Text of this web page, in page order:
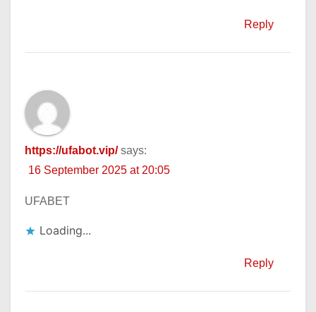
Reply
https://ufabot.vip/ says:
16 September 2025 at 20:05
UFABET
Loading...
Reply